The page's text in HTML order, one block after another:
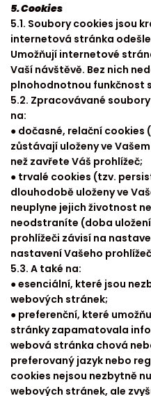
5. Cookies
5.1. Soubory cookies jsou
internetová stránka
Umožňují internetové
Vaší návštěvě. Bez nich
plnohodnotnou funkčnost
5.2. Zpracovávané
na:
● dočasné, relační
zůstávají uloženy ve
než zavřete Váš prohlížeč;
● trvalé cookies (tzv.
dlouhodobě uloženy ve
neuplyne jejich životnost
neodstraníte (doba
prohlížeči závisí na
nastavení Vašeho
5.3. A také na:
● esenciální, které jsou
webových stránek;
● preferenční, které
stránky zapamatovala
webová stránka chová
preferovaný jazyk nebo
cookies nejsou nezbytně
webových stránek, ale